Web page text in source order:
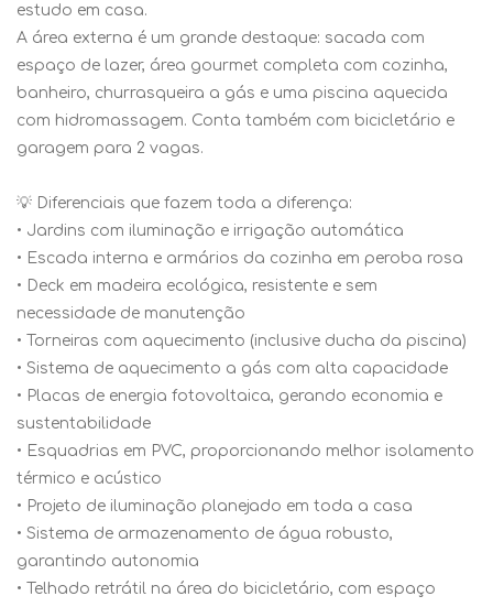
estudo em casa.
A área externa é um grande destaque: sacada com
espaço de lazer, área gourmet completa com cozinha,
banheiro, churrasqueira a gás e uma piscina aquecida
com hidromassagem. Conta também com bicicletário e
garagem para 2 vagas.
💡 Diferenciais que fazem toda a diferença:
• Jardins com iluminação e irrigação automática
• Escada interna e armários da cozinha em peroba rosa
• Deck em madeira ecológica, resistente e sem
necessidade de manutenção
• Torneiras com aquecimento (inclusive ducha da piscina)
• Sistema de aquecimento a gás com alta capacidade
• Placas de energia fotovoltaica, gerando economia e
sustentabilidade
• Esquadrias em PVC, proporcionando melhor isolamento
térmico e acústico
• Projeto de iluminação planejado em toda a casa
• Sistema de armazenamento de água robusto,
garantindo autonomia
• Telhado retrátil na área do bicicletário, com espaço